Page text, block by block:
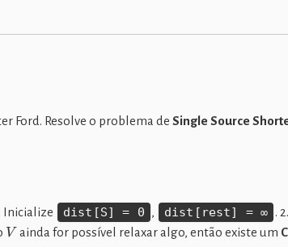
Ford. Resolve o problema de Single Source
Inicialize dist[S] = 0 , dist[rest] = ∞ .
V ainda for possível relaxar algo, então existe um